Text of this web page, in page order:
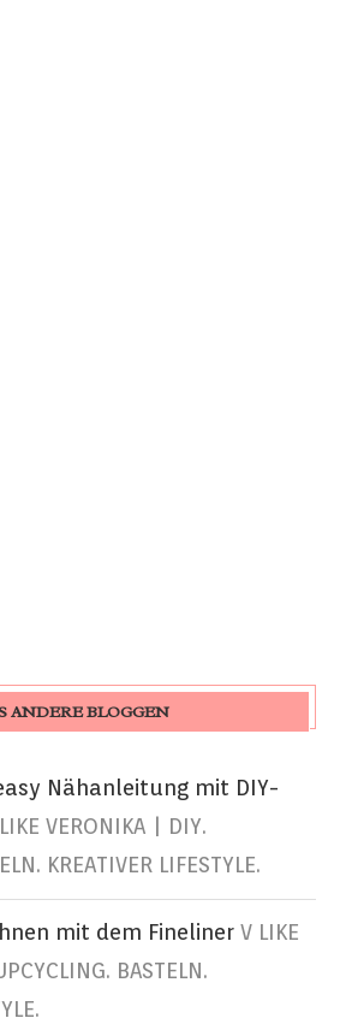
ANDERE BLOGGEN
Nähanleitung mit DIY-
VERONIKA | DIY.
KREATIVER LIFESTYLE.
mit dem Fineliner V LIKE
BASTELN.